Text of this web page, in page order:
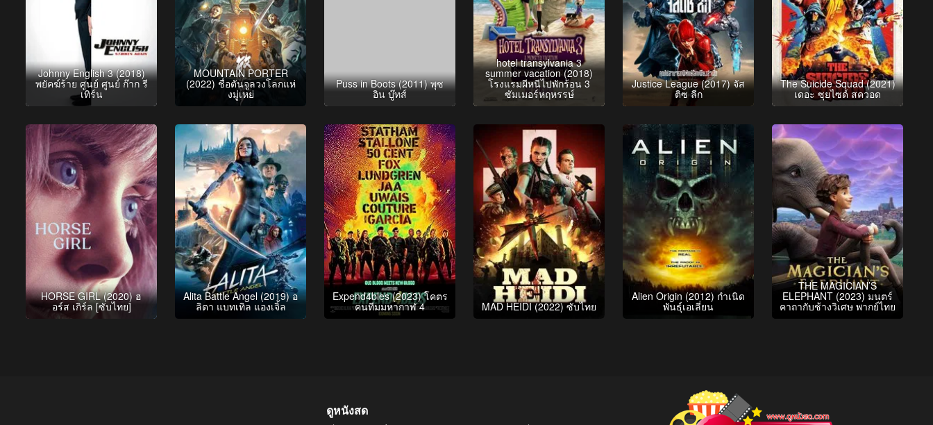
Johnny English 3 (2018)
พยัคฆ์ร้าย ศูนย์ ศูนย์ ก๊าก รี
เทิร์น
MOUNTAIN PORTER
(2022) ชื่อตันจูลวงโลกแห่
งมู่เหย่
Puss in Boots (2011) พุซ
อิน บู๊ทส์
hotel transylvania 3
summer vacation (2018)
โรงแรมผีหนีไปพักร้อน 3
ซัมเมอร์หฤหรรษ์
Justice League (2017) จัส
ติซ ลีก
The Suicide Squad (2021)
เดอะ ซุยไซด์ สควอด
HORSE GIRL (2020) ฮ
อร์ส เกิร์ล [ซับไทย]
Alita Battle Angel (2019) อ
ลิตา แบทเทิล แองเจิ้ล
Expend4bles (2023) โคตร
คนทีมมหากาฬ 4 MAD HEIDI (2022) ซับไทย
Alien Origin (2012) กำเนิด
พันธุ์เอเลี่ยน
THE MAGICIAN’S
ELEPHANT (2023) มนตร์
คาถากับช้างวิเศษ พากย์ไทย
ดูหนังสด